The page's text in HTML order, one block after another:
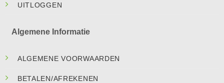
UITLOGGEN
Algemene Informatie
ALGEMENE VOORWAARDEN
BETALEN/AFREKENEN